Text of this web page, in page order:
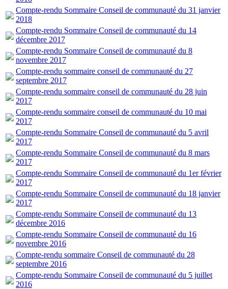
Compte-rendu Sommaire Conseil de communauté du 31 janvier
2018
Compte-rendu Sommaire Conseil de communauté du 14
décembre 2017
Compte-rendu Sommaire Conseil de communauté du 8
novembre 2017
Compte-rendu sommaire conseil de communauté du 27
septembre 2017
Compte-rendu sommaire conseil de communauté du 28 juin
2017
Compte-rendu sommaire conseil de communauté du 10 mai
2017
Compte-rendu Sommaire Conseil de communauté du 5 avril
2017
Compte-rendu Sommaire Conseil de communauté du 8 mars
2017
Compte-rendu Sommaire Conseil de communauté du 1er février
2017
Compte-rendu Sommaire Conseil de communauté du 18 janvier
2017
Compte-rendu Sommaire Conseil de communauté du 13
décembre 2016
Compte-rendu Sommaire Conseil de communauté du 16
novembre 2016
Compte-rendu sommaire Conseil de communauté du 28
septembre 2016
Compte-rendu Sommaire Conseil de communauté du 5 juillet
2016